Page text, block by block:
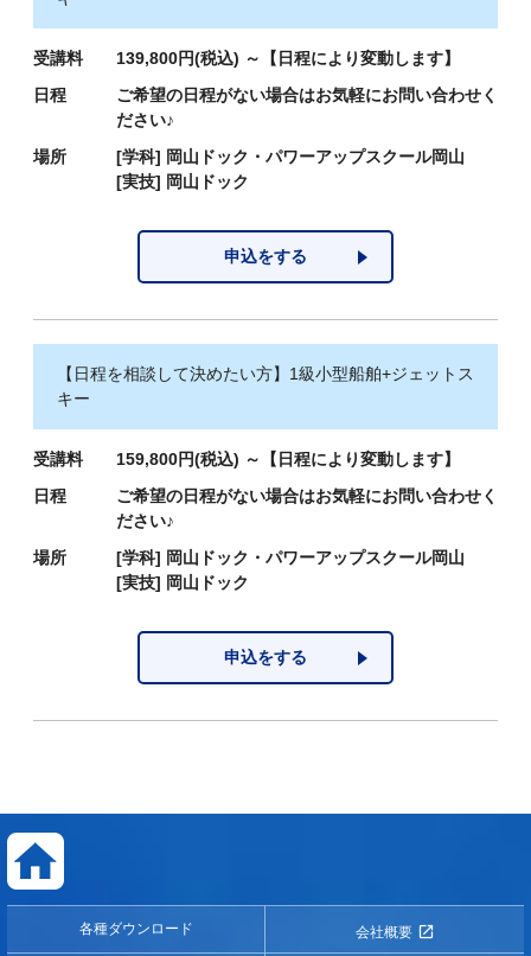
受講料
139,800円(税込) ～【日程により変動します】
日程
ご希望の日程がない場合はお気軽にお問い合わせく
ださい♪
場所
[学科] 岡山ドック・パワーアップスクール岡山
[実技] 岡山ドック
申込をする
【日程を相談して決めたい方】1級小型船舶+ジェットス
キー
受講料
159,800円(税込) ～【日程により変動します】
日程
ご希望の日程がない場合はお気軽にお問い合わせく
ださい♪
場所
[学科] 岡山ドック・パワーアップスクール岡山
[実技] 岡山ドック
申込をする
各種ダウンロード 会社概要